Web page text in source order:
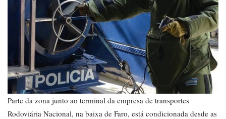
Parte da zona junto ao terminal da empresa de transportes
Rodoviária Nacional, na baixa de Faro, está condicionada desde as